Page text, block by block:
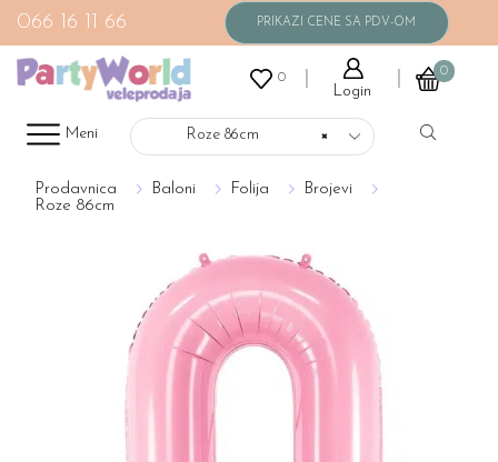
066 16 11 66
0
Login
0
Meni ×
Roze 86cm
Prodavnica Baloni Folija
Brojevi
Roze 86cm